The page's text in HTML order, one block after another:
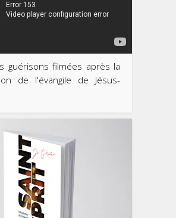
guérisons filmées après la
de l'évangile de Jésus-